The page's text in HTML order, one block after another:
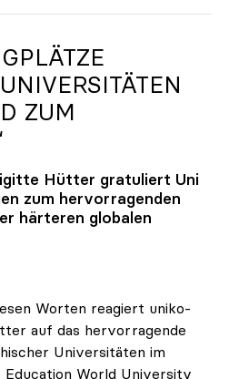
ZUM
Hütter gratuliert Uni
zum hervorragenden
härteren globalen
Worten reagiert uniko-
auf das hervorragende
Universitäten im
World University